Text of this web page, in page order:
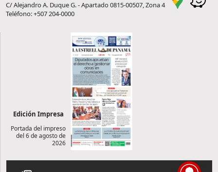
C/ Alejandro A. Duque G. - Apartado 0815-00507, Zona 4
Teléfono: +507 204-0000
Edición Impresa
Portada del impreso
del 6 de agosto de
2026